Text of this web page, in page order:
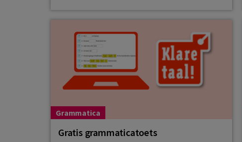
Grammatica
Gratis grammaticatoets